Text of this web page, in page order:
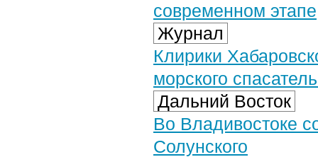
современном этапе
Журнал
Клирики
морского
Дальний Восток
Во Владивостоке
Солунского